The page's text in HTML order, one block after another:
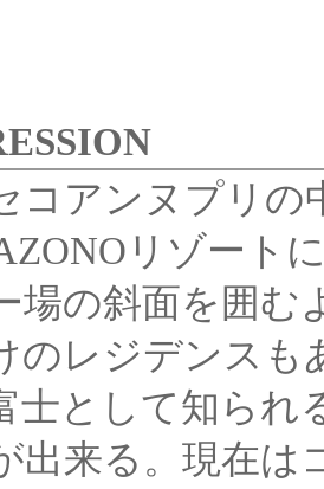
アンヌプリの
リゾート
場の斜面を囲む
のレジデンスも
士として知られ
出来る。現在は